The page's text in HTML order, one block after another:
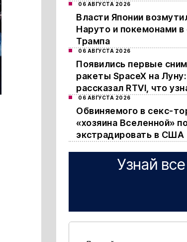
06 АВГУСТА 2026
Власти Японии
Наруто и покемонами в
Трампа
06 АВГУСТА 2026
Появились первые
ракеты SpaceX на
рассказал RTVI, что
06 АВГУСТА 2026
Обвиняемого в секс-
«хозяина Вселенной»
экстрадировать в США
Узнай